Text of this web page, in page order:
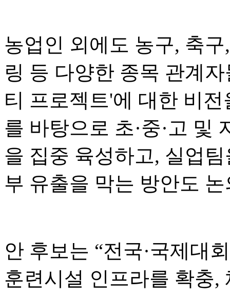
농업인 외에도 농구, 축
링 등 다양한 종목 관계
티 프로젝트'에 대한 비
를 바탕으로 초·중·고 및
을 집중 육성하고, 실업
부 유출을 막는 방안도
안 후보는 “전국·국제대
훈련시설 인프라를 확충,